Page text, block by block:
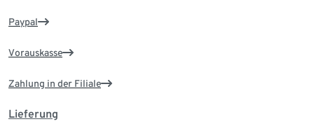
Paypal
Vorauskasse
Zahlung in der Filiale
Lieferung